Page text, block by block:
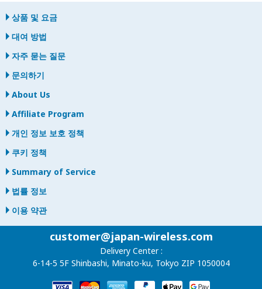
상품 및 요금
대여 방법
자주 묻는 질문
문의하기
About Us
Affiliate Program
개인 정보 보호 정책
쿠키 정책
Summary of Service
법률 정보
이용 약관
customer@japan-wireless.com
Delivery Center :
6-14-5 5F Shinbashi, Minato-ku, Tokyo ZIP 1050004